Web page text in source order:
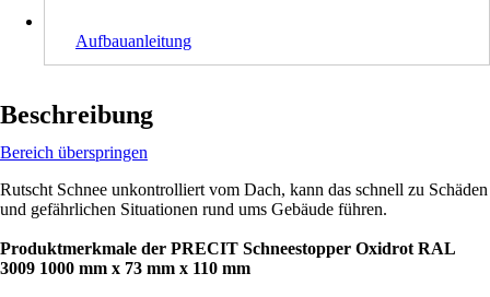
Aufbauanleitung
Beschreibung
Bereich überspringen
Rutscht Schnee unkontrolliert vom Dach, kann das schnell zu Schäden
und gefährlichen Situationen rund ums Gebäude führen.
Produktmerkmale der PRECIT Schneestopper Oxidrot RAL
3009 1000 mm x 73 mm x 110 mm